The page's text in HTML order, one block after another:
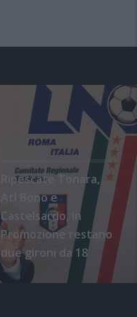
Ripescate Tonara,
Atl Bono e
Castelsardo, in
Promozione restano
due gironi da 18